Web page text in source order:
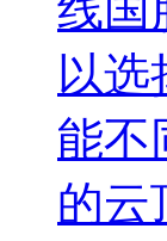
以
能不
的云